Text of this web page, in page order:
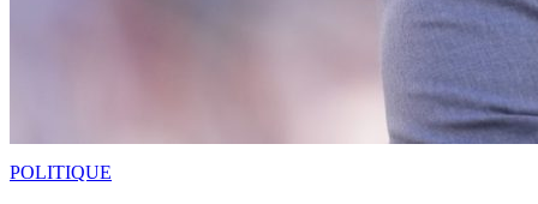
POLITIQUE